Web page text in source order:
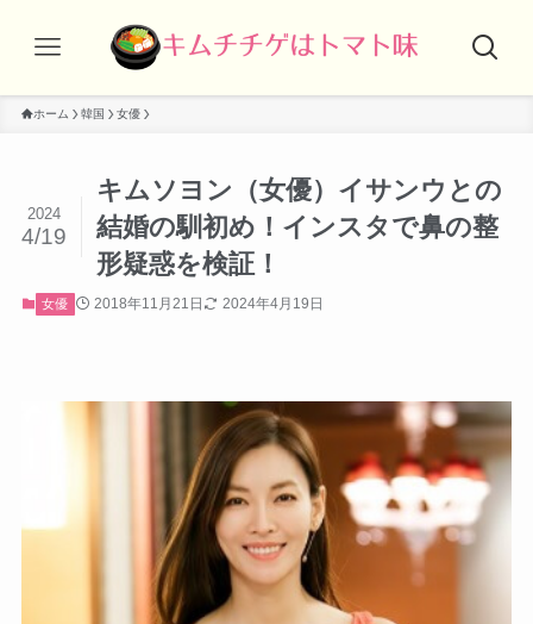
ホーム 韓国 女優
キムソヨン（女優）イサンウとの
結婚の馴初め！インスタで鼻の整
形疑惑を検証！
2024
4/19
女優 2018年11月21日 2024年4月19日